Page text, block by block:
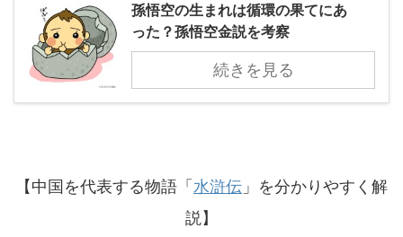
孫悟空の生まれは循環の果てにあ
った？孫悟空金説を考察
続きを見る
【中国を代表する物語「 水滸伝 」を分かりやすく解
説】